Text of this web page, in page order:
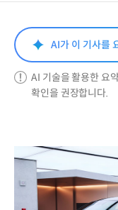
AI가 이 기사를
AI 기술을 활용한 요
확인을 권장합니다.